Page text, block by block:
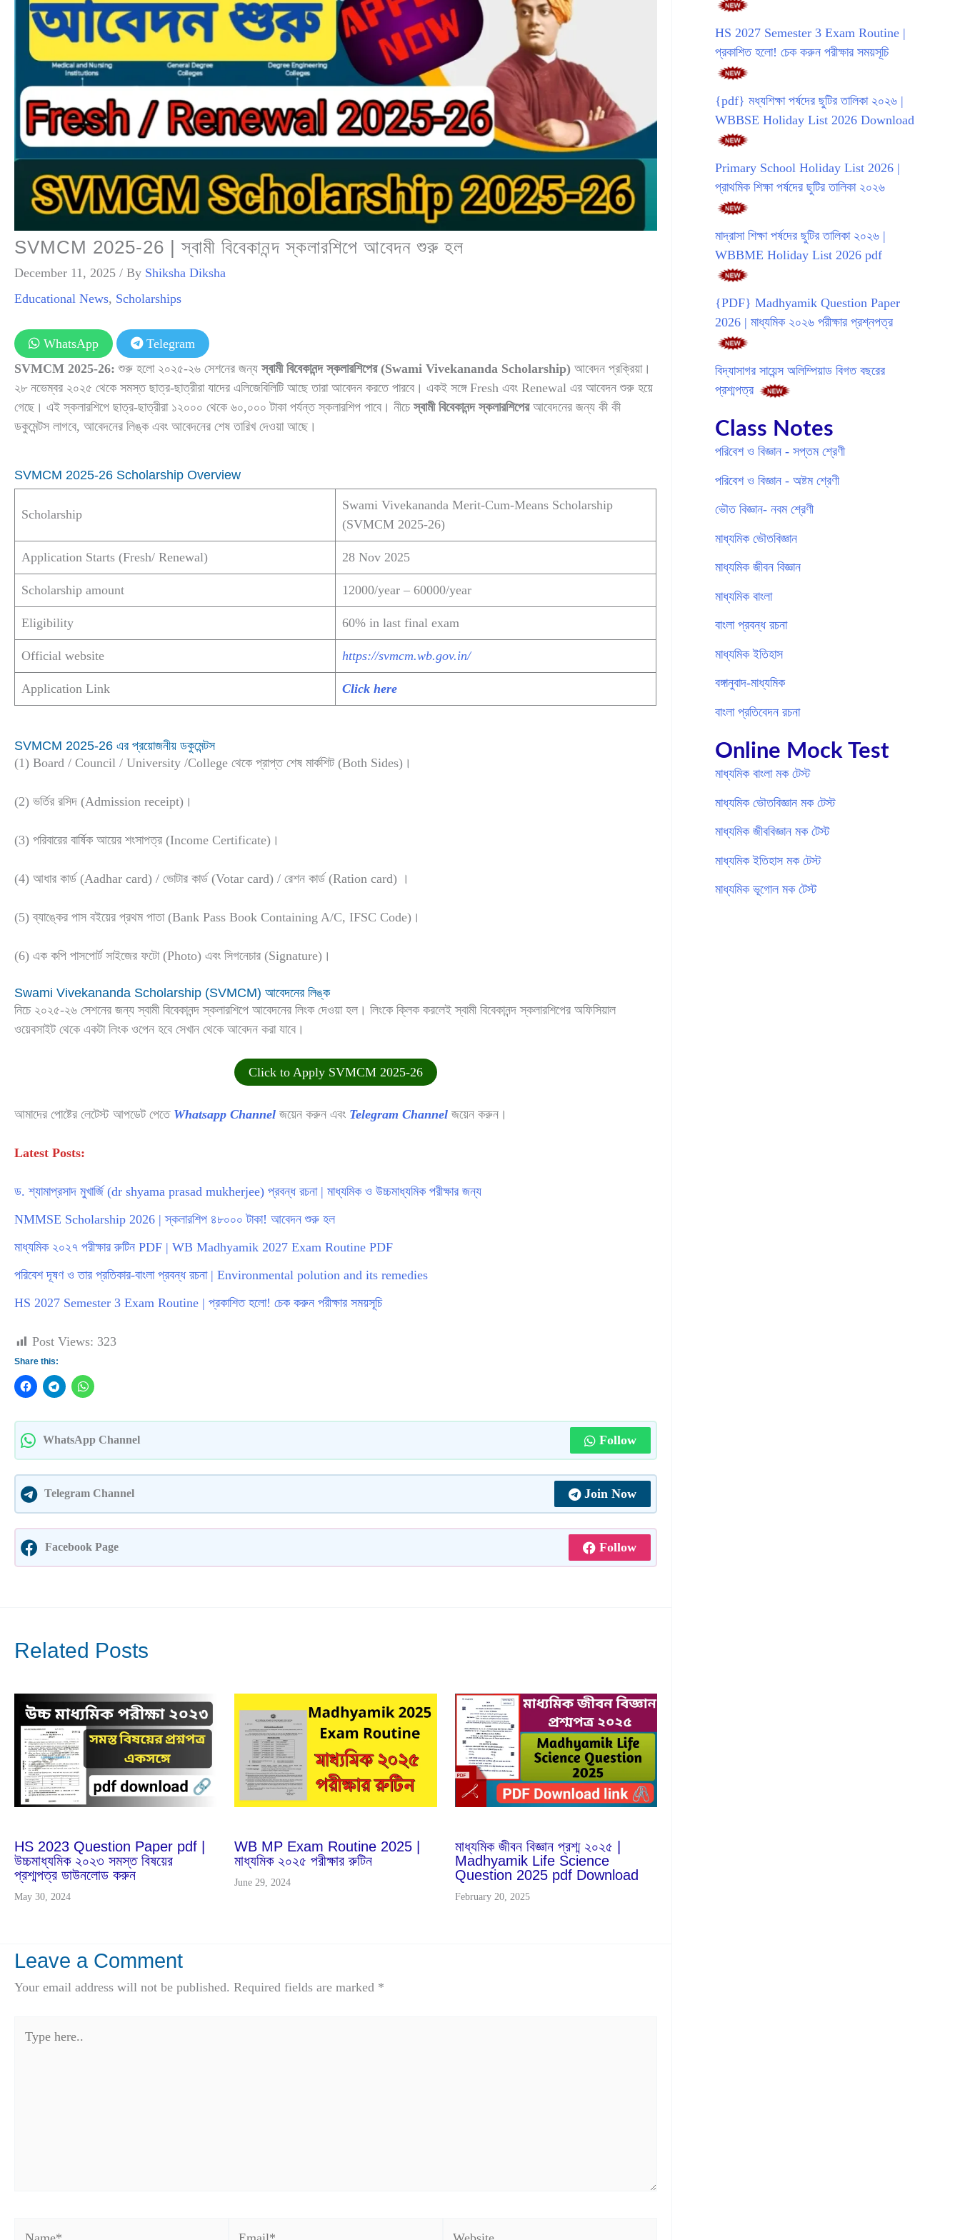
SVMCM 2025-26 | স্বামী বিবেকানন্দ স্কলারশিপে আবেদন শুরু হল
December 11, 2025 / By Shiksha Diksha
Educational News, Scholarships
WhatsApp
Telegram
SVMCM 2025-26: শুরু হলো ২০২৫-২৬ সেশনের জন্যস্বামী বিবেকানন্দ স্কলারশিপের (Swami Vivekananda Scholarship) আবেদন প্রক্রিয়া।
২৮ নভেম্বর ২০২৫ থেকে সমস্ত ছাত্র-ছাত্রীরা যাদের এলিজেবিলিটি আছে তারা আবেদন করতে পারবে। একই সঙ্গে Fresh এবং Renewal এর আবেদন শুরু হয়ে
গেছে। এই স্কলারশিপে ছাত্র-ছাত্রীরা ১২০০০ থেকে ৬০,০০০ টাকা পর্যন্ত স্কলারশিপ পাবে। নীচেস্বামী বিবেকানন্দ স্কলারশিপের আবেদনের জন্য কী কী
ডকুমেন্টস লাগবে, আবেদনের লিঙ্ক এবং আবেদনের শেষ তারিখ দেওয়া আছে।
SVMCM 2025-26 Scholarship Overview
Scholarship
Swami Vivekananda Merit-Cum-Means Scholarship
(SVMCM 2025-26)
Application Starts (Fresh/ Renewal) 28 Nov 2025
Scholarship amount 12000/year – 60000/year
Eligibility 60% in last final exam
Official website https://svmcm.wb.gov.in/
Application Link Click here
SVMCM 2025-26 এর প্রয়োজনীয় ডকুমেন্টস
(1) Board / Council / University /College থেকে প্রাপ্ত শেষ মার্কশিট (Both Sides)।
(2) ভর্তির রসিদ (Admission receipt)।
(3) পরিবারের বার্ষিক আয়ের শংসাপত্র (Income Certificate)।
(4) আধার কার্ড (Aadhar card) / ভোটার কার্ড (Votar card) / রেশন কার্ড (Ration card) ।
(5) ব্যাঙ্কের পাস বইয়ের প্রথম পাতা (Bank Pass Book Containing A/C, IFSC Code)।
(6) এক কপি পাসপোর্ট সাইজের ফটো (Photo) এবং সিগনেচার (Signature)।
Swami Vivekananda Scholarship (SVMCM) আবেদনের লিঙ্ক
নিচে ২০২৫-২৬ সেশনের জন্য স্বামী বিবেকানন্দ স্কলারশিপে আবেদনের লিংক দেওয়া হল। লিংকে ক্লিক করলেই স্বামী বিবেকানন্দ স্কলারশিপের অফিসিয়াল
ওয়েবসাইট থেকে একটা লিংক ওপেন হবে সেখান থেকে আবেদন করা যাবে।
Click to Apply SVMCM 2025-26
আমাদের পোষ্টের লেটেস্ট আপডেট পেতে Whatsapp Channel জয়েন করুন এবং Telegram Channel জয়েন করুন।
Latest Posts:
ড. শ্যামাপ্রসাদ মুখার্জি (dr shyama prasad mukherjee) প্রবন্ধ রচনা | মাধ্যমিক ও উচ্চমাধ্যমিক পরীক্ষার জন্য
NMMSE Scholarship 2026 | স্কলারশিপ ৪৮০০০ টাকা! আবেদন শুরু হল
মাধ্যমিক ২০২৭ পরীক্ষার রুটিন PDF | WB Madhyamik 2027 Exam Routine PDF
পরিবেশ দূষণ ও তার প্রতিকার-বাংলা প্রবন্ধ রচনা | Environmental polution and its remedies
HS 2027 Semester 3 Exam Routine | প্রকাশিত হলো! চেক করুন পরীক্ষার সময়সূচি
Post Views: 323
Share this:
WhatsApp Channel Follow
Telegram Channel Join Now
Facebook Page Follow
Related Posts
HS 2023 Question Paper pdf |
উচ্চমাধ্যমিক ২০২৩ সমস্ত বিষয়ের
প্রশ্মপত্র ডাউনলোড করুন
May 30, 2024
WB MP Exam Routine 2025 |
মাধ্যমিক ২০২৫ পরীক্ষার রুটিন
June 29, 2024
মাধ্যমিক জীবন বিজ্ঞান প্রশ্ম ২০২৫ |
Madhyamik Life Science
Question 2025 pdf Download
February 20, 2025
Leave a Comment
Your email address will not be published. Required fields are marked *
here..
HS 2027 Semester 3 Exam Routine |
প্রকাশিত হলো! চেক করুন পরীক্ষার সময়সূচি
{pdf} মধ্যশিক্ষা পর্ষদের ছুটির তালিকা ২০২৬ |
WBBSE Holiday List 2026 Download
Primary School Holiday List 2026 |
প্রাথমিক শিক্ষা পর্ষদের ছুটির তালিকা ২০২৬
মাদ্রাসা শিক্ষা পর্ষদের ছুটির তালিকা ২০২৬ |
WBBME Holiday List 2026 pdf
{PDF} Madhyamik Question Paper
2026 | মাধ্যমিক ২০২৬ পরীক্ষার প্রশ্নপত্র
বিদ্যাসাগর সায়েন্স অলিম্পিয়াড বিগত বছরের
প্রশ্মপত্র
Class Notes
পরিবেশ ও বিজ্ঞান - সপ্তম শ্রেণী
পরিবেশ ও বিজ্ঞান - অষ্টম শ্রেণী
ভৌত বিজ্ঞান- নবম শ্রেণী
মাধ্যমিক ভৌতবিজ্ঞান
মাধ্যমিক জীবন বিজ্ঞান
মাধ্যমিক বাংলা
বাংলা প্রবন্ধ রচনা
মাধ্যমিক ইতিহাস
বঙ্গানুবাদ-মাধ্যমিক
বাংলা প্রতিবেদন রচনা
Online Mock Test
মাধ্যমিক বাংলা মক টেস্ট
মাধ্যমিক ভৌতবিজ্ঞান মক টেস্ট
মাধ্যমিক জীববিজ্ঞান মক টেস্ট
মাধ্যমিক ইতিহাস মক টেস্ট
মাধ্যমিক ভূগোল মক টেস্ট